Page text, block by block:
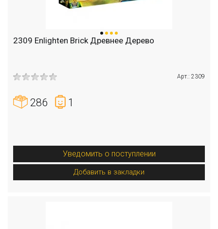
2309 Enlighten Brick Древнее Дерево
Арт.: 2309
286 1
Уведомить о поступлении
Добавить в закладки